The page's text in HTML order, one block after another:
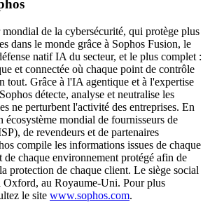
mondial de la cybersécurité, qui protège plus
dans le monde grâce à Sophos Fusion, le
natif IA du secteur, et le plus complet :
et connectée où chaque point de contrôle
tout. Grâce à l'IA agentique et à l'expertise
détecte, analyse et neutralise les
ne perturbent l'activité des entreprises. En
écosystème mondial de fournisseurs de
de revendeurs et de partenaires
compile les informations issues de chaque
de chaque environnement protégé afin de
protection de chaque client. Le siège social
Oxford, au Royaume-Uni. Pour plus
le site www.sophos.com.